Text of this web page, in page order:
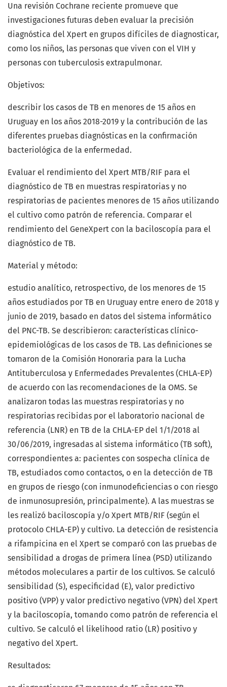
Una revisión Cochrane reciente promueve que
investigaciones futuras deben evaluar la precisión
diagnóstica del Xpert en grupos difíciles de diagnosticar,
como los niños, las personas que viven con el VIH y
personas con tuberculosis extrapulmonar.
Objetivos:
describir los casos de TB en menores de 15 años en
Uruguay en los años 2018-2019 y la contribución de las
diferentes pruebas diagnósticas en la confirmación
bacteriológica de la enfermedad.
Evaluar el rendimiento del Xpert MTB/RIF para el
diagnóstico de TB en muestras respiratorias y no
respiratorias de pacientes menores de 15 años utilizando
el cultivo como patrón de referencia. Comparar el
rendimiento del GeneXpert con la baciloscopía para el
diagnóstico de TB.
Material y método:
estudio analítico, retrospectivo, de los menores de 15
años estudiados por TB en Uruguay entre enero de 2018 y
junio de 2019, basado en datos del sistema informático
del PNC-TB. Se describieron: características clínico-
epidemiológicas de los casos de TB. Las definiciones se
tomaron de la Comisión Honoraria para la Lucha
Antituberculosa y Enfermedades Prevalentes (CHLA-EP)
de acuerdo con las recomendaciones de la OMS. Se
analizaron todas las muestras respiratorias y no
respiratorias recibidas por el laboratorio nacional de
referencia (LNR) en TB de la CHLA-EP del 1/1/2018 al
30/06/2019, ingresadas al sistema informático (TB soft),
correspondientes a: pacientes con sospecha clínica de
TB, estudiados como contactos, o en la detección de TB
en grupos de riesgo (con inmunodeficiencias o con riesgo
de inmunosupresión, principalmente). A las muestras se
les realizó baciloscopía y/o Xpert MTB/RIF (según el
protocolo CHLA-EP) y cultivo. La detección de resistencia
a rifampicina en el Xpert se comparó con las pruebas de
sensibilidad a drogas de primera línea (PSD) utilizando
métodos moleculares a partir de los cultivos. Se calculó
sensibilidad (S), especificidad (E), valor predictivo
positivo (VPP) y valor predictivo negativo (VPN) del Xpert
y la baciloscopía, tomando como patrón de referencia el
cultivo. Se calculó el likelihood ratio (LR) positivo y
negativo del Xpert.
Resultados: